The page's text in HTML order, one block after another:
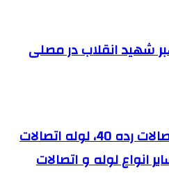
شهید انقلاب در مصلی
فروش انواع لوله اتصالات رده 40، لوله اتصالات
انواع لوله و اتصالات